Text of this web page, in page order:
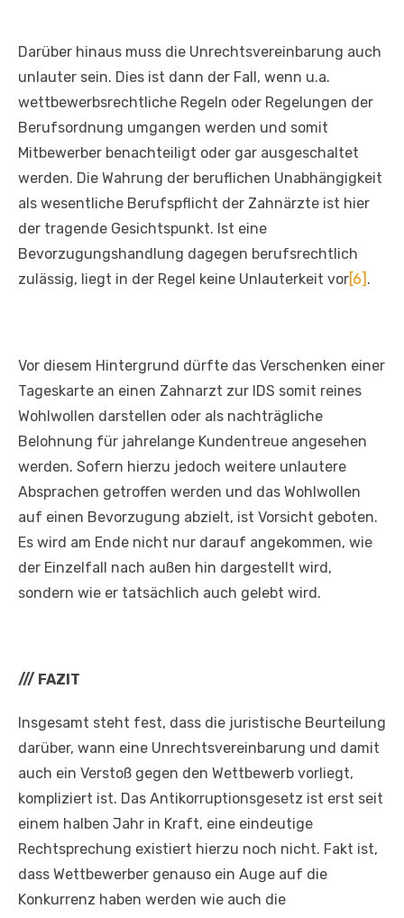
Darüber hinaus muss die Unrechtsvereinbarung auch
unlauter sein. Dies ist dann der Fall, wenn u.a.
wettbewerbsrechtliche Regeln oder Regelungen der
Berufsordnung umgangen werden und somit
Mitbewerber benachteiligt oder gar ausgeschaltet
werden. Die Wahrung der beruflichen Unabhängigkeit
als wesentliche Berufspflicht der Zahnärzte ist hier
der tragende Gesichtspunkt. Ist eine
Bevorzugungshandlung dagegen berufsrechtlich
zulässig, liegt in der Regel keine Unlauterkeit vor[6] .
Vor diesem Hintergrund dürfte das Verschenken einer
Tageskarte an einen Zahnarzt zur IDS somit reines
Wohlwollen darstellen oder als nachträgliche
Belohnung für jahrelange Kundentreue angesehen
werden. Sofern hierzu jedoch weitere unlautere
Absprachen getroffen werden und das Wohlwollen
auf einen Bevorzugung abzielt, ist Vorsicht geboten.
Es wird am Ende nicht nur darauf angekommen, wie
der Einzelfall nach außen hin dargestellt wird,
sondern wie er tatsächlich auch gelebt wird.
/// FAZIT
Insgesamt steht fest, dass die juristische Beurteilung
darüber, wann eine Unrechtsvereinbarung und damit
auch ein Verstoß gegen den Wettbewerb vorliegt,
kompliziert ist. Das Antikorruptionsgesetz ist erst seit
einem halben Jahr in Kraft, eine eindeutige
Rechtsprechung existiert hierzu noch nicht. Fakt ist,
dass Wettbewerber genauso ein Auge auf die
Konkurrenz haben werden wie auch die